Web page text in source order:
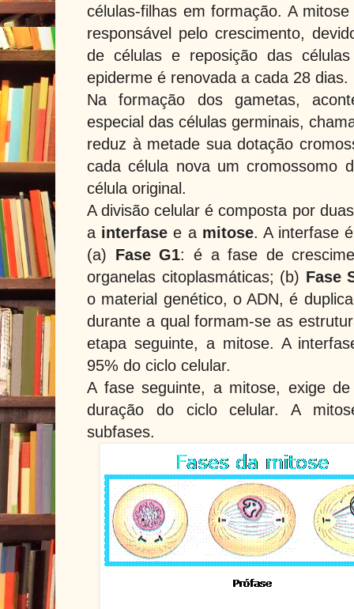
células-filhas em formação. A
responsável pelo crescimento,
de células e reposição das
epiderme é renovada a cada 28 dias.
Na formação dos gametas,
especial das células germinais,
reduz à metade sua dotação
cada célula nova um cromossomo
célula original.
A divisão celular é composta por
a interfasee a mitose. A interfase
(a) Fase G1: é a fase de
organelas citoplasmáticas; (b) Fase
o material genético, o ADN, é
durante a qual formam-se as
etapa seguinte, a mitose. A
95% do ciclo celular.
A fase seguinte, a mitose, exige
duração do ciclo celular. A
subfases.